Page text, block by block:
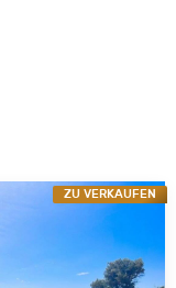
ZU VERKAUFEN